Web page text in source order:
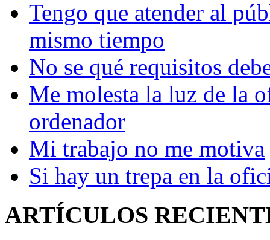
Tengo que atender al
mismo tiempo
No se qué requisitos
Me molesta la luz de la
ordenador
Mi trabajo no me motiva
Si hay un trepa en la
ARTÍCULOS